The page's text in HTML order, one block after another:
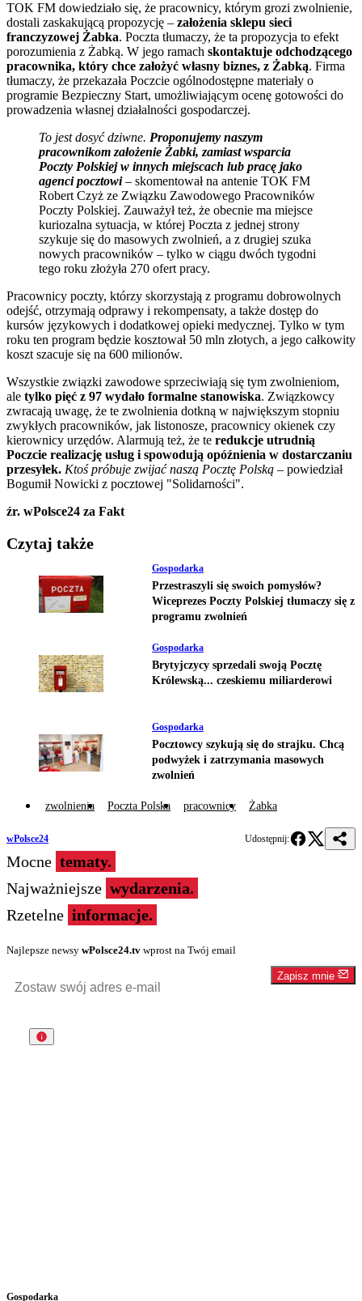
TOK FM dowiedziało się, że pracownicy, którym grozi zwolnienie,
dostali zaskakującą propozycję – założenia sklepu sieci
franczyzowej Żabka. Poczta tłumaczy, że ta propozycja to efekt
porozumienia z Żabką. W jego ramach skontaktuje odchodzącego
pracownika, który chce założyć własny biznes, z Żabką. Firma
tłumaczy, że przekazała Poczcie ogólnodostępne materiały o
programie Bezpieczny Start, umożliwiającym ocenę gotowości do
prowadzenia własnej działalności gospodarczej.
To jest dosyć dziwne. Proponujemy naszym
pracownikom założenie Żabki, zamiast wsparcia
Poczty Polskiej w innych miejscach lub pracę jako
agenci pocztowi– skomentował na antenie TOK FM
Robert Czyż ze Związku Zawodowego Pracowników
Poczty Polskiej. Zauważył też, że obecnie ma miejsce
kuriozalna sytuacja, w której Poczta z jednej strony
szykuje się do masowych zwolnień, a z drugiej szuka
nowych pracowników – tylko w ciągu dwóch tygodni
tego roku złożyła 270 ofert pracy.
Pracownicy poczty, którzy skorzystają z programu dobrowolnych
odejść, otrzymają odprawy i rekompensaty, a także dostęp do
kursów językowych i dodatkowej opieki medycznej. Tylko w tym
roku ten program będzie kosztował 50 mln złotych, a jego całkowity
koszt szacuje się na 600 milionów.
Wszystkie związki zawodowe sprzeciwiają się tym zwolnieniom,
ale tylko pięć z 97 wydało formalne stanowiska. Związkowcy
zwracają uwagę, że te zwolnienia dotkną w największym stopniu
zwykłych pracowników, jak listonosze, pracownicy okienek czy
kierownicy urzędów. Alarmują też, że te redukcje utrudnią
Poczcie realizację usług i spowodują opóźnienia w dostarczaniu
przesyłek. Ktoś próbuje zwijać naszą Pocztę Polską – powiedział
Bogumił Nowicki z pocztowej "Solidarności".
źr. wPolsce24 za Fakt
Czytaj także
Gospodarka
Przestraszyli się swoich pomysłów?
Wiceprezes Poczty Polskiej tłumaczy się z
programu zwolnień
Gospodarka
Brytyjczycy sprzedali swoją Pocztę
Królewską... czeskiemu miliarderowi
Gospodarka
Pocztowcy szykują się do strajku. Chcą
podwyżek i zatrzymania masowych
zwolnień
zwolnienia Poczta Polska pracownicy Żabka
wPolsce24 Udostępnij:
Mocne tematy.
Najważniejsze wydarzenia.
Rzetelne informacje.
Najlepsze newsy wPolsce24.tv wprost na Twój email
Zapisz mnie
Gospodarka